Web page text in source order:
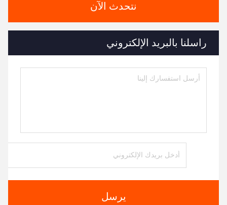
نتحدث الآن
راسلنا بالبريد الإلكتروني
يرسل